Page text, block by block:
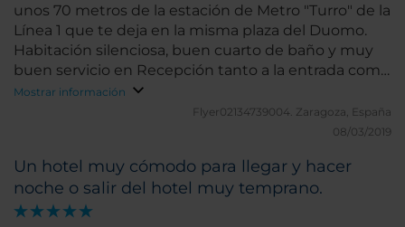
unos 70 metros de la estación de Metro "Turro" de la
Línea 1 que te deja en la misma plaza del Duomo.
Habitación silenciosa, buen cuarto de baño y muy
buen servicio en Recepción tanto a la entrada como
a la salida.
Mostrar información
Flyer02134739004. Zaragoza, España
08/03/2019
Un hotel muy cómodo para llegar y hacer
noche o salir del hotel muy temprano.